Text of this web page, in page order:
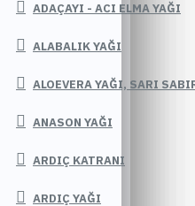
ADAÇAYI - ACI ELMA YAĞI
ALABALIK YAĞI
ALOEVERA YAĞI, SARI
ANASON YAĞI
ARDIÇ KATRANI
ARDIÇ YAĞI